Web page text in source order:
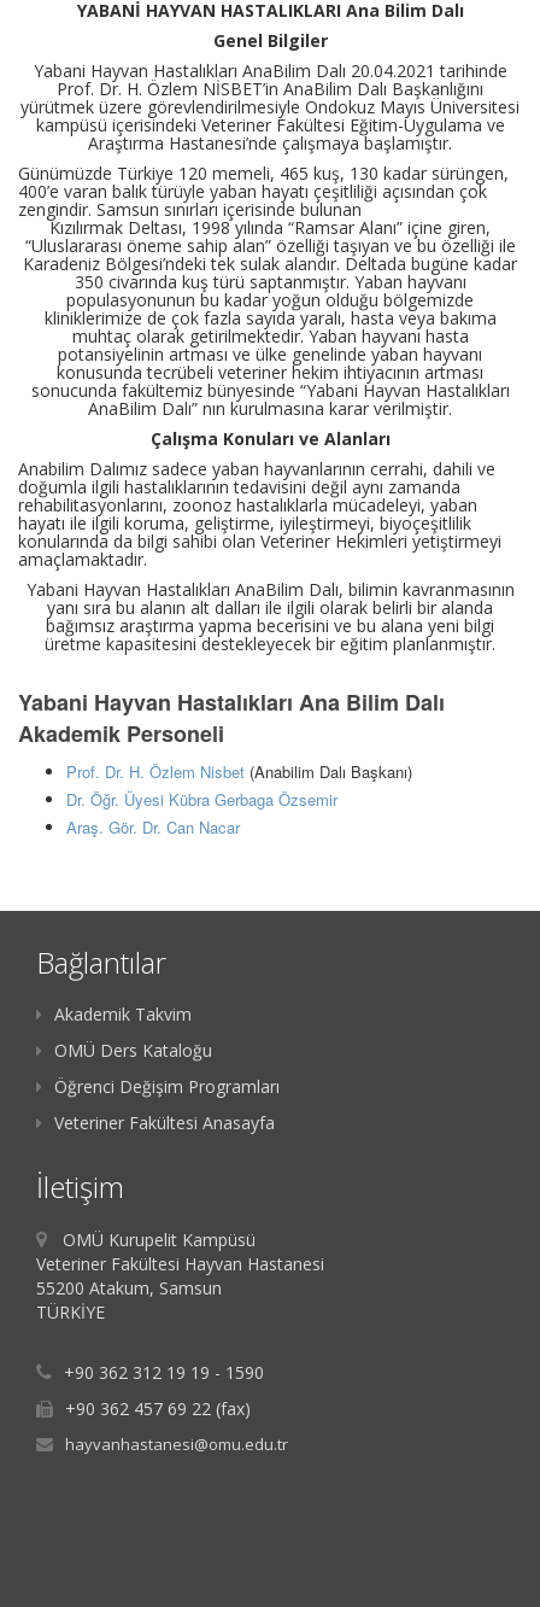
YABANİ HAYVAN HASTALIKLARI Ana Bilim Dalı
Genel Bilgiler
Yabani Hayvan Hastalıkları AnaBilim Dalı 20.04.2021 tarihinde
Prof. Dr. H. Özlem NİSBET’in AnaBilim Dalı Başkanlığını
yürütmek üzere görevlendirilmesiyle Ondokuz Mayıs Üniversitesi
kampüsü içerisindeki Veteriner Fakültesi Eğitim-Uygulama ve
Araştırma Hastanesi’nde çalışmaya başlamıştır.
Günümüzde Türkiye 120 memeli, 465 kuş, 130 kadar sürüngen,
400’e varan balık türüyle yaban hayatı çeşitliliği açısından çok
zengindir. Samsun sınırları içerisinde bulunan
Kızılırmak Deltası, 1998 yılında “Ramsar Alanı” içine giren,
“Uluslararası öneme sahip alan” özelliği taşıyan ve bu özelliği ile
Karadeniz Bölgesi’ndeki tek sulak alandır. Deltada bugüne kadar
350 civarında kuş türü saptanmıştır. Yaban hayvanı
populasyonunun bu kadar yoğun olduğu bölgemizde
kliniklerimize de çok fazla sayıda yaralı, hasta veya bakıma
muhtaç olarak getirilmektedir. Yaban hayvanı hasta
potansiyelinin artması ve ülke genelinde yaban hayvanı
konusunda tecrübeli veteriner hekim ihtiyacının artması
sonucunda fakültemiz bünyesinde “Yabani Hayvan Hastalıkları
AnaBilim Dalı” nın kurulmasına karar verilmiştir.
Çalışma Konuları ve Alanları
Anabilim Dalımız sadece yaban hayvanlarının cerrahi, dahili ve
doğumla ilgili hastalıklarının tedavisini değil aynı zamanda
rehabilitasyonlarını, zoonoz hastalıklarla mücadeleyi, yaban
hayatı ile ilgili koruma, geliştirme, iyileştirmeyi, biyoçeşitlilik
konularında da bilgi sahibi olan Veteriner Hekimleri yetiştirmeyi
amaçlamaktadır.
Yabani Hayvan Hastalıkları AnaBilim Dalı, bilimin kavranmasının
yanı sıra bu alanın alt dalları ile ilgili olarak belirli bir alanda
bağımsız araştırma yapma becerisini ve bu alana yeni bilgi
üretme kapasitesini destekleyecek bir eğitim planlanmıştır.
Yabani Hayvan Hastalıkları Ana Bilim Dalı
Akademik Personeli
Prof. Dr. H. Özlem Nisbet (Anabilim Dalı Başkanı)
Dr. Öğr. Üyesi Kübra Gerbaga Özsemir
Araş. Gör. Dr. Can Nacar
Bağlantılar
Akademik Takvim
OMÜ Ders Kataloğu
Öğrenci Değişim Programları
Veteriner Fakültesi Anasayfa
İletişim
OMÜ Kurupelit Kampüsü
Veteriner Fakültesi Hayvan Hastanesi
55200 Atakum, Samsun
TÜRKİYE
+90 362 312 19 19 - 1590
+90 362 457 69 22 (fax)
hayvanhastanesi@omu.edu.tr